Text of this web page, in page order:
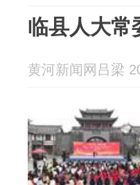
临县人大常
黄河新闻网吕梁